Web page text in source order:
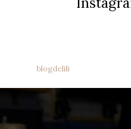
blogdelili